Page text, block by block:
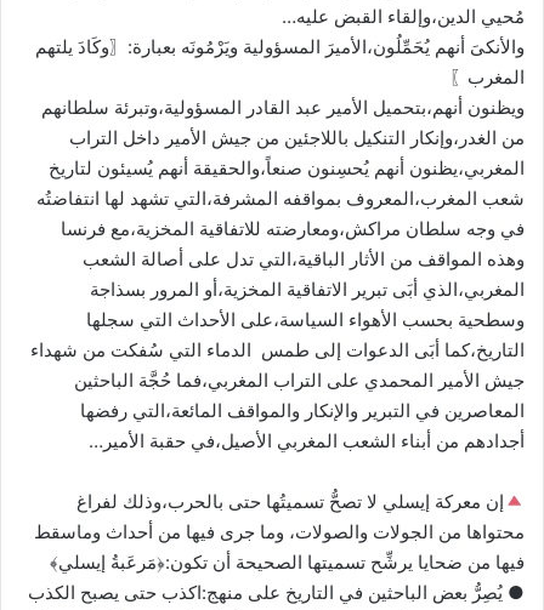
مُحيي الدين،وإلقاء القبض عليه…
والأنكىَ أنهم يُحَمِّلُون،الأميرَ المسؤولية ويَرْمُونَه بعبارة:〖وكَادَ يلتهم
المغرب〗
ويظنون أنهم،بتحميل الأمير عبد القادر المسؤولية،وتبرئة سلطانهم
من الغدر،وإنكار التنكيل باللاجئين من جيش الأمير داخل التراب
المغربي،يظنون أنهم يُحسِنون صنعاً،والحقيقة أنهم يُسيئون لتاريخ
شعب المغرب،المعروف بمواقفه المشرفة،التي تشهد لها انتفاضتُه
في وجه سلطان مراكش،ومعارضته للاتفاقية المخزية،مع فرنسا
وهذه المواقف من الأثار الباقية،التي تدل على أصالة الشعب
المغربي،الذي أبَى تبرير الاتفاقية المخزية،أو المرور بسذاجة
وسطحية بحسب الأهواء السياسة،على الأحداث التي سجلها
التاريخ،كما أبَى الدعوات إلى طمس الدماء التي سُفكت من شهداء
جيش الأمير المحمدي على التراب المغربي،فما حُجَّة الباحثين
المعاصرين في التبرير والإنكار والمواقف المائعة،التي رفضها
أجدادهم من أبناء الشعب المغربي الأصيل،في حقبة الأمير…
إن معركة إيسلي لا تصحُّ تسميتُها حتى بالحرب،وذلك لفراغ
محتواها من الجولات والصولات، وما جرى فيها من أحداث وماسقط
فيها من ضحايا يرشِّح تسميتها الصحيحة أن تكون:﴿مَرعَبةُ إيسلي﴾
● يُصِرُّ بعض الباحثين في التاريخ على منهج:اكذب حتى يصبح الكذب